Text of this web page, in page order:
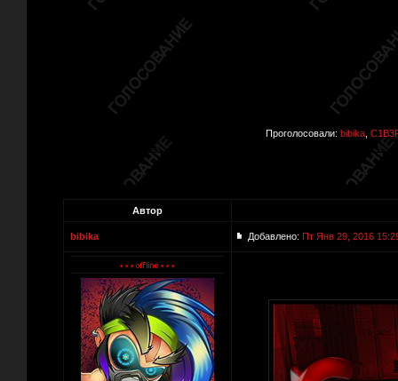
Проголосовали: bibika,
Автор
bibika Добавлено: Пт Янв 29, 2016